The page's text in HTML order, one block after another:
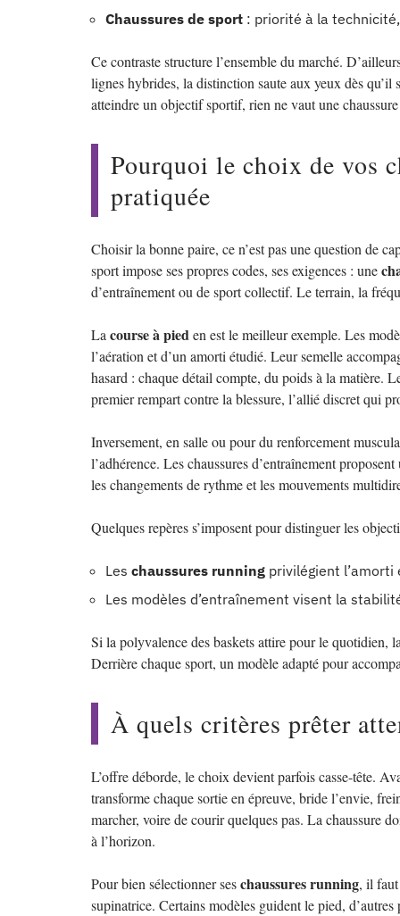
Chaussures de sport : priorité à la
Ce contraste structure l’ensemble du marché.
lignes hybrides, la distinction saute aux yeux dès qu’il
atteindre un objectif sportif, rien ne vaut une
Pourquoi le choix de vos
pratiquée
Choisir la bonne paire, ce n’est pas une question de
sport impose ses propres codes, ses exigences : une
d’entraînement ou de sport collectif. Le terrain, la
La course à pieden est le meilleur exemple. Les
l’aération et d’un amorti étudié. Leur semelle
hasard : chaque détail compte, du poids à la matière.
premier rempart contre la blessure, l’allié discret qui
Inversement, en salle ou pour du renforcement
l’adhérence. Les chaussures d’entraînement
les changements de rythme et les mouvements
Quelques repères s’imposent pour distinguer les
Les chaussures running privilégient l’amorti
Les modèles d’entraînement visent la
Si la polyvalence des baskets attire pour le quotidien,
Derrière chaque sport, un modèle adapté pour
À quels critères prêter
L’offre déborde, le choix devient parfois casse-tête.
transforme chaque sortie en épreuve, bride l’envie,
marcher, voire de courir quelques pas. La chaussure
à l’horizon.
Pour bien sélectionner seschaussures running, il faut
supinatrice. Certains modèles guident le pied,